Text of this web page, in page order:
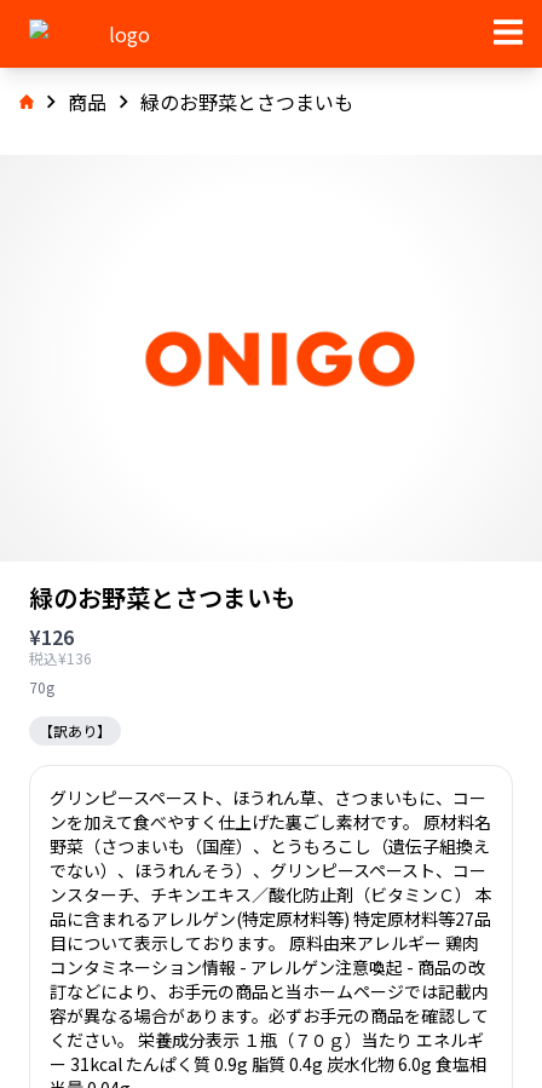
商品 緑のお野菜とさつまいも
緑のお野菜とさつまいも
¥126
税込¥136
70g
【訳あり】
グリンピースペースト、ほうれん草、さつまいもに、コー
ンを加えて食べやすく仕上げた裏ごし素材です。 原材料名
野菜（さつまいも（国産）、とうもろこし（遺伝子組換え
でない）、ほうれんそう）、グリンピースペースト、コー
ンスターチ、チキンエキス／酸化防止剤（ビタミンＣ） 本
品に含まれるアレルゲン(特定原材料等) 特定原材料等27品
目について表示しております。 原料由来アレルギー 鶏肉
コンタミネーション情報 - アレルゲン注意喚起 - 商品の改
訂などにより、お手元の商品と当ホームページでは記載内
容が異なる場合があります。必ずお手元の商品を確認して
ください。 栄養成分表示 １瓶（７０ｇ）当たり エネルギ
ー 31kcal たんぱく質 0.9g 脂質 0.4g 炭水化物 6.0g 食塩相